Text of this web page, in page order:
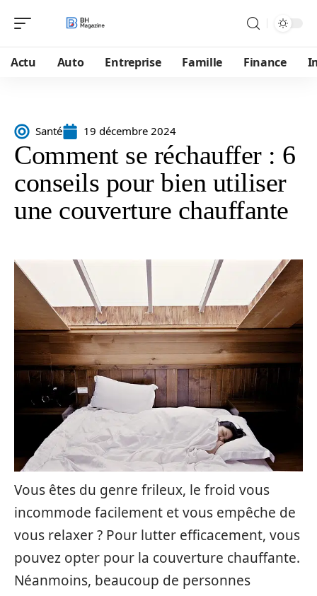
Actu Auto Entreprise Famille Finance
Santé 19 décembre 2024
Comment se réchauffer : 6
conseils pour bien utiliser
une couverture chauffante
Vous êtes du genre frileux, le froid vous
incommode facilement et vous empêche de
vous relaxer ? Pour lutter efficacement, vous
pouvez opter pour la couverture chauffante.
Néanmoins, beaucoup de personnes